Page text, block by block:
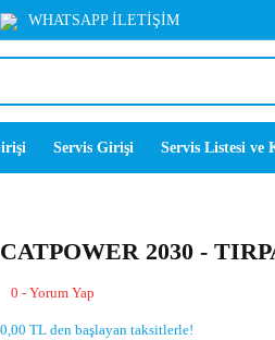
WHATSAPP İLETİŞİM
Servis Girişi Servis Listesi ve
CATPOWER 2030 -
0 - Yorum Yap
0,00 TL den başlayan taksitlerle!